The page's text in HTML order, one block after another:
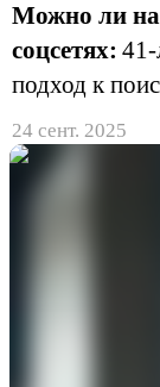
Можно ли
соцсетях: 41-
подход к
24 сент. 2025